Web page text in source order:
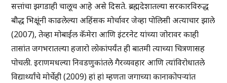
सत्तांचा झगडाही चालूच आहे असे दिसते. ब्रह्मदेशातल्या सरकारविरुद्ध
बौद्ध भिक्षूंनी काढलेल्या अहिंसक मोर्चावर जेव्हा पोलिसी अत्याचार झाले
(2007), तेव्हा मोबाईल कॅमेरा आणि इंटरनेट यांच्या जोरावर काही
तासांत जगभरातल्या हजारो लोकांपर्यंत ही बातमी त्याच्या चित्रणासह
पोचली. इराणमधल्या निवडणुकांतले गैरव्यवहार आणि त्यांविरोधातले
विद्यार्थ्यांचे मोर्चेही (2009) हां हां म्हणता जगाच्या कानाकोपऱ्यांत